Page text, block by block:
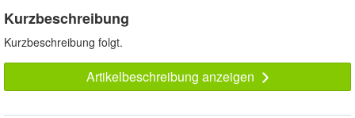
Kurzbeschreibung
Kurzbeschreibung folgt.
Artikelbeschreibung anzeigen